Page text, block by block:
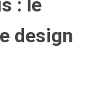
: le
design